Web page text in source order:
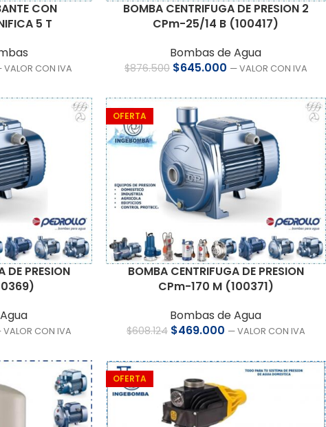
CON
5 T
VALOR CON IVA
BOMBA CENTRIFUGA DE PRESION 2
CPm-25/14 B (100417)
Bombas de Agua
$876.500 $645.000 — VALOR CON IVA
DE PRESION
VALOR CON IVA
OFERTA
BOMBA CENTRIFUGA DE PRESION
CPm-170 M (100371)
Bombas de Agua
$608.124 $469.000 — VALOR CON IVA
OFERTA